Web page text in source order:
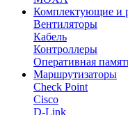
Комплектующие и
Вентиляторы
Кабель
Контроллеры
Оперативная
Маршрутизаторы
Check Point
Cisco
D-Link